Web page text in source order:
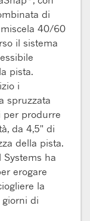
di
40/60
il sistema
pista.
i
spruzzata
per produrre
da 4,5" di
della pista.
Systems ha
erogare
la
di